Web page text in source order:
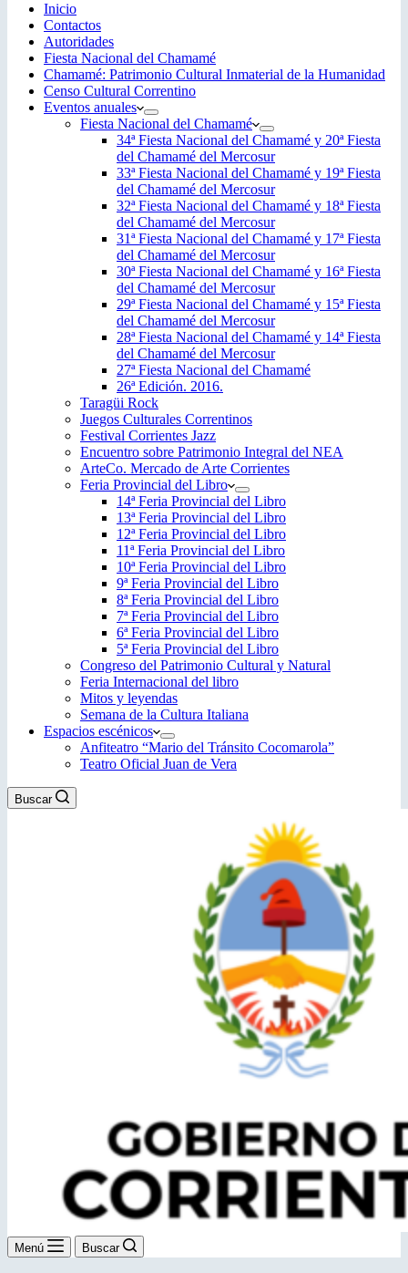
Inicio
Contactos
Autoridades
Fiesta Nacional del Chamamé
Chamamé: Patrimonio Cultural Inmaterial de la Humanidad
Censo Cultural Correntino
Eventos anuales
Fiesta Nacional del Chamamé
34ª Fiesta Nacional del Chamamé y 20ª Fiesta
del Chamamé del Mercosur
33ª Fiesta Nacional del Chamamé y 19ª Fiesta
del Chamamé del Mercosur
32ª Fiesta Nacional del Chamamé y 18ª Fiesta
del Chamamé del Mercosur
31ª Fiesta Nacional del Chamamé y 17ª Fiesta
del Chamamé del Mercosur
30ª Fiesta Nacional del Chamamé y 16ª Fiesta
del Chamamé del Mercosur
29ª Fiesta Nacional del Chamamé y 15ª Fiesta
del Chamamé del Mercosur
28ª Fiesta Nacional del Chamamé y 14ª Fiesta
del Chamamé del Mercosur
27ª Fiesta Nacional del Chamamé
26ª Edición. 2016.
Taragüi Rock
Juegos Culturales Correntinos
Festival Corrientes Jazz
Encuentro sobre Patrimonio Integral del NEA
ArteCo. Mercado de Arte Corrientes
Feria Provincial del Libro
14ª Feria Provincial del Libro
13ª Feria Provincial del Libro
12ª Feria Provincial del Libro
11ª Feria Provincial del Libro
10ª Feria Provincial del Libro
9ª Feria Provincial del Libro
8ª Feria Provincial del Libro
7ª Feria Provincial del Libro
6ª Feria Provincial del Libro
5ª Feria Provincial del Libro
Congreso del Patrimonio Cultural y Natural
Feria Internacional del libro
Mitos y leyendas
Semana de la Cultura Italiana
Espacios escénicos
Anfiteatro “Mario del Tránsito Cocomarola”
Teatro Oficial Juan de Vera
Buscar
Menú Buscar